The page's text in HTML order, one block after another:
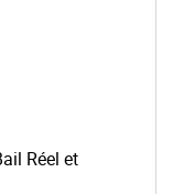
Réel et